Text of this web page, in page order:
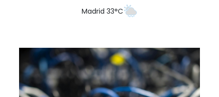
Madrid 33°C